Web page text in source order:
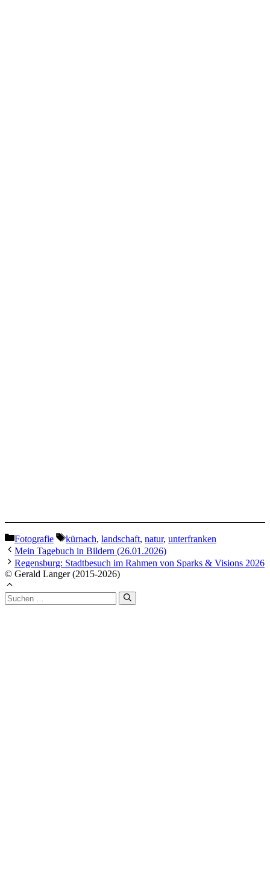
Kategorien
Fotografie Schlagwörter
kürnach, landschaft, natur, unterfranken
Mein Tagebuch in Bildern (26.01.2026)
Regensburg: Stadtbesuch im Rahmen von Sparks & Visions 2026
© Gerald Langer (2015-2026)
Suchen
nach: